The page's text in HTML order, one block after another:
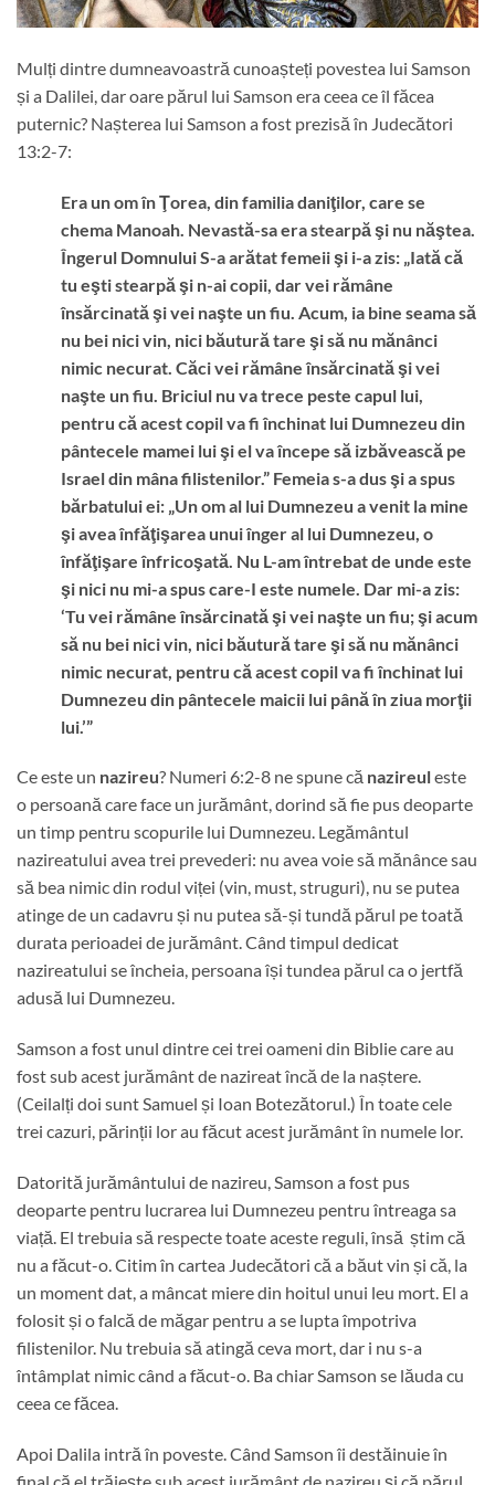
Mulți dintre dumneavoastră cunoașteți povestea lui Samson
și a Dalilei, dar oare părul lui Samson era ceea ce îl făcea
puternic? Nașterea lui Samson a fost prezisă în Judecători
13:2-7:
Era un om în Ţorea, din familia daniţilor, care se
chema Manoah. Nevastă-sa era stearpă şi nu năştea.
Îngerul Domnului S-a arătat femeii şi i-a zis: „Iată că
tu eşti stearpă şi n-ai copii, dar vei rămâne
însărcinată şi vei naşte un fiu. Acum, ia bine seama să
nu bei nici vin, nici băutură tare şi să nu mănânci
nimic necurat. Căci vei rămâne însărcinată şi vei
naşte un fiu. Briciul nu va trece peste capul lui,
pentru că acest copil va fi închinat lui Dumnezeu din
pântecele mamei lui şi el va începe să izbăvească pe
Israel din mâna filistenilor.” Femeia s-a dus şi a spus
bărbatului ei: „Un om al lui Dumnezeu a venit la mine
şi avea înfăţişarea unui înger al lui Dumnezeu, o
înfăţişare înfricoşată. Nu L-am întrebat de unde este
şi nici nu mi-a spus care-I este numele. Dar mi-a zis:
‘Tu vei rămâne însărcinată şi vei naşte un fiu; şi acum
să nu bei nici vin, nici băutură tare şi să nu mănânci
nimic necurat, pentru că acest copil va fi închinat lui
Dumnezeu din pântecele maicii lui până în ziua morţii
lui.’”
Ce este un nazireu? Numeri 6:2-8 ne spune că nazireuleste
o persoană care face un jurământ, dorind să fie pus deoparte
un timp pentru scopurile lui Dumnezeu. Legământul
nazireatului avea trei prevederi: nu avea voie să mănânce sau
să bea nimic din rodul viței (vin, must, struguri), nu se putea
atinge de un cadavru și nu putea să-și tundă părul pe toată
durata perioadei de jurământ. Când timpul dedicat
nazireatului se încheia, persoana își tundea părul ca o jertfă
adusă lui Dumnezeu.
Samson a fost unul dintre cei trei oameni din Biblie care au
fost sub acest jurământ de nazireat încă de la naștere.
(Ceilalți doi sunt Samuel și Ioan Botezătorul.) În toate cele
trei cazuri, părinții lor au făcut acest jurământ în numele lor.
Datorită jurământului de nazireu, Samson a fost pus
deoparte pentru lucrarea lui Dumnezeu pentru întreaga sa
viață. El trebuia să respecte toate aceste reguli, însă știm că
nu a făcut-o. Citim în cartea Judecători că a băut vin și că, la
un moment dat, a mâncat miere din hoitul unui leu mort. El a
folosit și o falcă de măgar pentru a se lupta împotriva
filistenilor. Nu trebuia să atingă ceva mort, dar i nu s-a
întâmplat nimic când a făcut-o. Ba chiar Samson se lăuda cu
ceea ce făcea.
Apoi Dalila intră în poveste. Când Samson îi destăinuie în